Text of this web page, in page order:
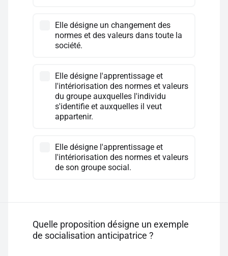
Elle désigne un changement des
normes et des valeurs dans toute la
société.
Elle désigne l'apprentissage et
l'intériorisation des normes et valeurs
du groupe auxquelles l'individu
s'identifie et auxquelles il veut
appartenir.
Elle désigne l'apprentissage et
l'intériorisation des normes et valeurs
de son groupe social.
Quelle proposition désigne un exemple
de socialisation anticipatrice ?